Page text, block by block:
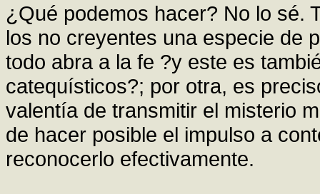
¿Qué podemos hacer? No lo sé.
los no creyentes una especie de
todo abra a la fe ?y este es
catequísticos?; por otra, es
valentía de transmitir el misterio
de hacer posible el impulso a
reconocerlo efectivamente.